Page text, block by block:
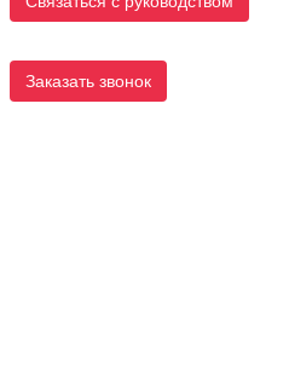
Заказать звонок